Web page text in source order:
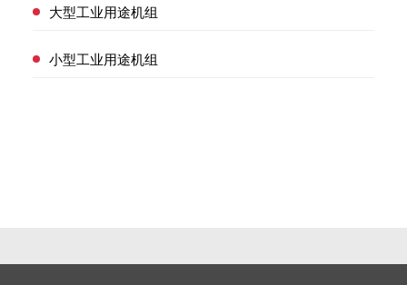
大型工业用途机组
小型工业用途机组